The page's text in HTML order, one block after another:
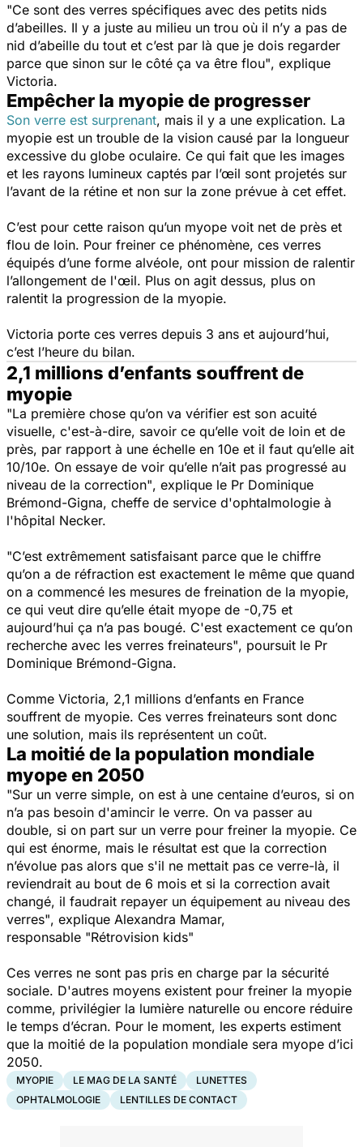
"Ce sont des verres spécifiques avec des petits nids
d’abeilles. Il y a juste au milieu un trou où il n’y a pas de
nid d’abeille du tout et c’est par là que je dois regarder
parce que sinon sur le côté ça va être flou", explique
Victoria.
Empêcher la myopie de progresser
Son verre est surprenant, mais il y a une explication. La
myopie est un trouble de la vision causé par la longueur
excessive du globe oculaire. Ce qui fait que les images
et les rayons lumineux captés par l’œil sont projetés sur
l’avant de la rétine et non sur la zone prévue à cet effet.
C’est pour cette raison qu’un myope voit net de près et
flou de loin. Pour freiner ce phénomène, ces verres
équipés d’une forme alvéole, ont pour mission de ralentir
l’allongement de l'œil. Plus on agit dessus, plus on
ralentit la progression de la myopie.
Victoria porte ces verres depuis 3 ans et aujourd’hui,
c’est l’heure du bilan.
2,1 millions d’enfants souffrent de
myopie
"La première chose qu’on va vérifier est son acuité
visuelle, c'est-à-dire, savoir ce qu’elle voit de loin et de
près, par rapport à une échelle en 10e et il faut qu’elle ait
10/10e. On essaye de voir qu’elle n’ait pas progressé au
niveau de la correction", explique le Pr Dominique
Brémond-Gigna, cheffe de service d'ophtalmologie à
l'hôpital Necker.
"C’est extrêmement satisfaisant parce que le chiffre
qu’on a de réfraction est exactement le même que quand
on a commencé les mesures de freination de la myopie,
ce qui veut dire qu’elle était myope de -0,75 et
aujourd’hui ça n’a pas bougé. C'est exactement ce qu’on
recherche avec les verres freinateurs", poursuit le Pr
Dominique Brémond-Gigna.
Comme Victoria, 2,1 millions d’enfants en France
souffrent de myopie. Ces verres freinateurs sont donc
une solution, mais ils représentent un coût.
La moitié de la population mondiale
myope en 2050
"Sur un verre simple, on est à une centaine d’euros, si on
n’a pas besoin d'amincir le verre. On va passer au
double, si on part sur un verre pour freiner la myopie. Ce
qui est énorme, mais le résultat est que la correction
n’évolue pas alors que s'il ne mettait pas ce verre-là, il
reviendrait au bout de 6 mois et si la correction avait
changé, il faudrait repayer un équipement au niveau des
verres", explique Alexandra Mamar,
responsable "Rétrovision kids"
Ces verres ne sont pas pris en charge par la sécurité
sociale. D'autres moyens existent pour freiner la myopie
comme, privilégier la lumière naturelle ou encore réduire
le temps d’écran. Pour le moment, les experts estiment
que la moitié de la population mondiale sera myope d’ici
2050.
MYOPIE LE MAG DE LA SANTÉ
LUNETTES
OPHTALMOLOGIE
LENTILLES DE CONTACT